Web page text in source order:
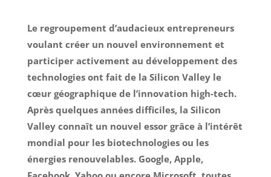
Le regroupement d’audacieux entrepreneurs
voulant créer un nouvel environnement et
participer activement au développement des
technologies ont fait de la Silicon Valley le
cœur géographique de l’innovation high-tech.
Après quelques années difficiles, la Silicon
Valley connaît un nouvel essor grâce à l’intérêt
mondial pour les biotechnologies ou les
énergies renouvelables. Google, Apple,